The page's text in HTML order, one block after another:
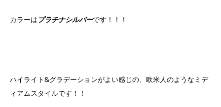
カラーは プラチナシルバーです！！！
ハイライト&グラデーションがよい感じの、欧米人のようなミデ
ィアムスタイルです！！